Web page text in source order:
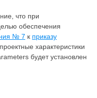
что при
обеспечения
№ 7 к приказу
характеристики
будет установлен